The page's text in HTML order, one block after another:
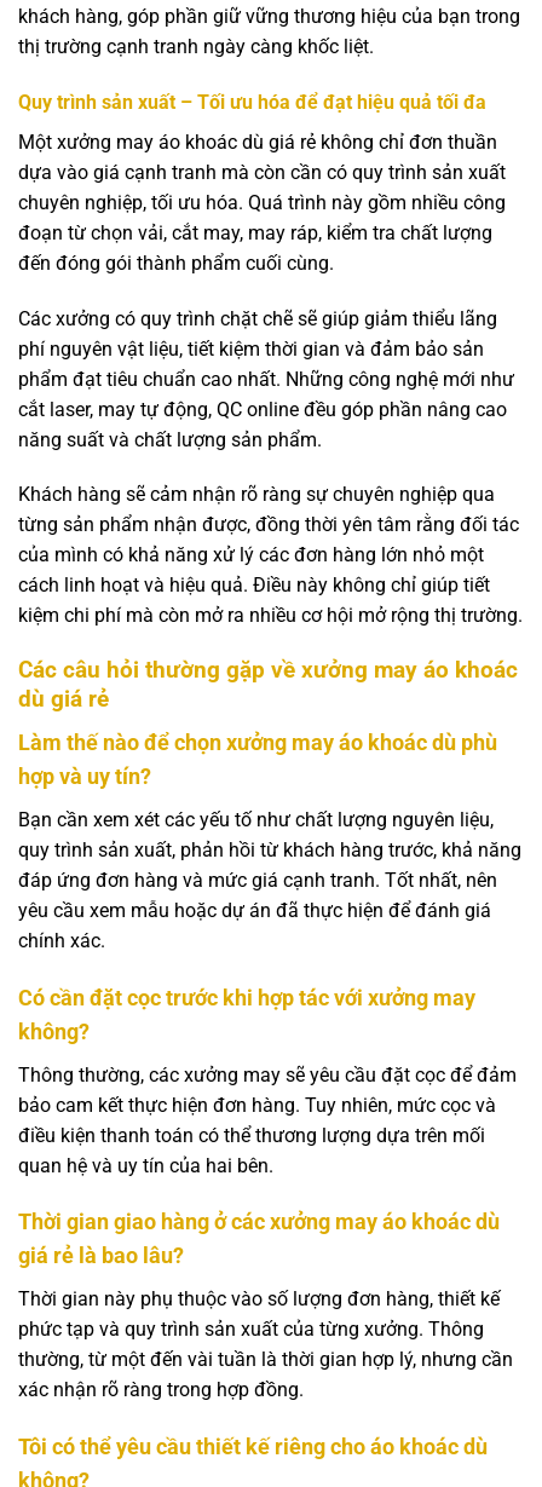
khách hàng, góp phần giữ vững thương hiệu của bạn trong
thị trường cạnh tranh ngày càng khốc liệt.
Quy trình sản xuất – Tối ưu hóa để đạt hiệu quả tối đa
Một xưởng may áo khoác dù giá rẻ không chỉ đơn thuần
dựa vào giá cạnh tranh mà còn cần có quy trình sản xuất
chuyên nghiệp, tối ưu hóa. Quá trình này gồm nhiều công
đoạn từ chọn vải, cắt may, may ráp, kiểm tra chất lượng
đến đóng gói thành phẩm cuối cùng.
Các xưởng có quy trình chặt chẽ sẽ giúp giảm thiểu lãng
phí nguyên vật liệu, tiết kiệm thời gian và đảm bảo sản
phẩm đạt tiêu chuẩn cao nhất. Những công nghệ mới như
cắt laser, may tự động, QC online đều góp phần nâng cao
năng suất và chất lượng sản phẩm.
Khách hàng sẽ cảm nhận rõ ràng sự chuyên nghiệp qua
từng sản phẩm nhận được, đồng thời yên tâm rằng đối tác
của mình có khả năng xử lý các đơn hàng lớn nhỏ một
cách linh hoạt và hiệu quả. Điều này không chỉ giúp tiết
kiệm chi phí mà còn mở ra nhiều cơ hội mở rộng thị trường.
Các câu hỏi thường gặp về xưởng may áo khoác
dù giá rẻ
Làm thế nào để chọn xưởng may áo khoác dù phù
hợp và uy tín?
Bạn cần xem xét các yếu tố như chất lượng nguyên liệu,
quy trình sản xuất, phản hồi từ khách hàng trước, khả năng
đáp ứng đơn hàng và mức giá cạnh tranh. Tốt nhất, nên
yêu cầu xem mẫu hoặc dự án đã thực hiện để đánh giá
chính xác.
Có cần đặt cọc trước khi hợp tác với xưởng may
không?
Thông thường, các xưởng may sẽ yêu cầu đặt cọc để đảm
bảo cam kết thực hiện đơn hàng. Tuy nhiên, mức cọc và
điều kiện thanh toán có thể thương lượng dựa trên mối
quan hệ và uy tín của hai bên.
Thời gian giao hàng ở các xưởng may áo khoác dù
giá rẻ là bao lâu?
Thời gian này phụ thuộc vào số lượng đơn hàng, thiết kế
phức tạp và quy trình sản xuất của từng xưởng. Thông
thường, từ một đến vài tuần là thời gian hợp lý, nhưng cần
xác nhận rõ ràng trong hợp đồng.
Tôi có thể yêu cầu thiết kế riêng cho áo khoác dù
không?